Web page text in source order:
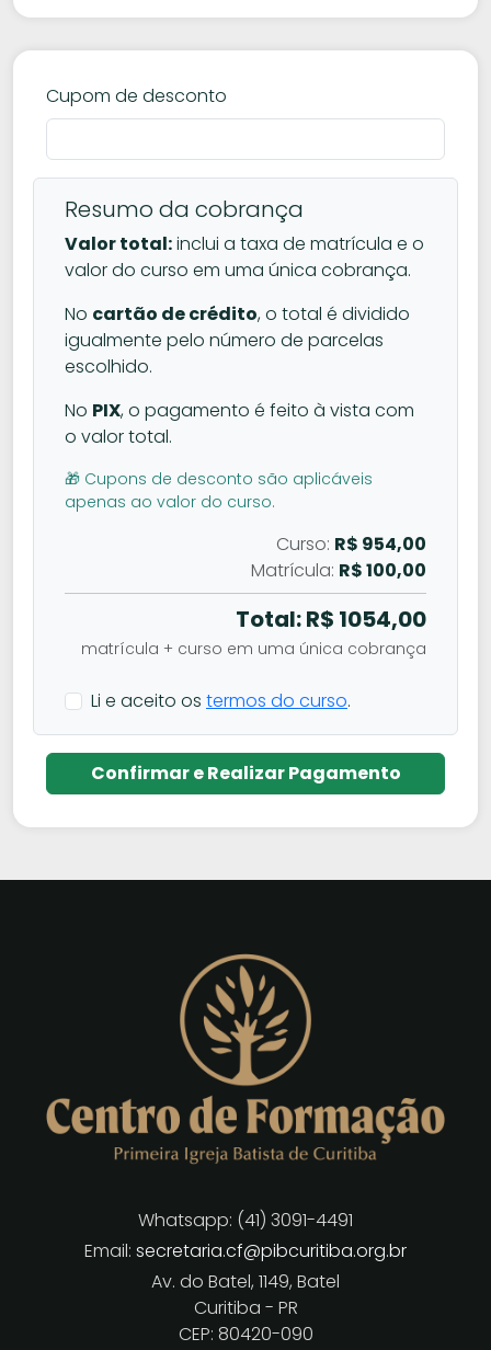
Cupom de desconto
Resumo da cobrança
Valor total:inclui a taxa de matrícula e o
valor do curso em uma única cobrança.
No cartão de crédito, o total é dividido
igualmente pelo número de parcelas
escolhido.
No PIX, o pagamento é feito à vista com
o valor total.
🎁 Cupons de desconto são aplicáveis
apenas ao valor do curso.
Curso: R$ 954,00
Matrícula: R$ 100,00
Total: R$ 1054,00
matrícula + curso em uma única cobrança
Li e aceito os termos do curso.
Confirmar e Realizar Pagamento
Whatsapp: (41) 3091-4491
Email: secretaria.cf@pibcuritiba.org.br
Av. do Batel, 1149, Batel
Curitiba - PR
CEP: 80420-090